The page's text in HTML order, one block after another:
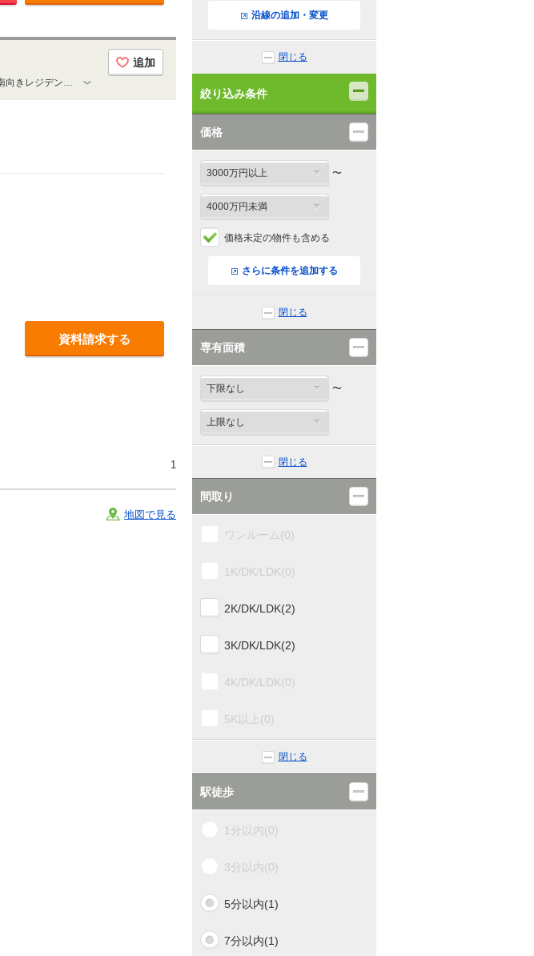
追加
JAファーマーズマーケットとさのさと(約790m)徒歩10分／御座エリアに全邸南向きレジデンス誕生／敷地内平面駐車場118％確保(65邸に対して77台(縦列駐車区画を含む))／ガス衣類乾燥機「乾太くん」全戸標準装備
資料請求する
1
地図で見る
土佐北川(0)
山田西町(0)
後免(0)
布師田(0)
土佐一宮(0)
薊野(0)
沿線の追加・変更
閉じる
絞り込み条件
価格
〜
価格未定の物件も含める
さらに条件を追加する
閉じる
専有面積
〜
閉じる
間取り
ワンルーム(0)
1K/DK/LDK(0)
2K/DK/LDK(2)
3K/DK/LDK(2)
4K/DK/LDK(0)
5K以上(0)
閉じる
駅徒歩
1分以内(0)
3分以内(0)
5分以内(1)
7分以内(1)